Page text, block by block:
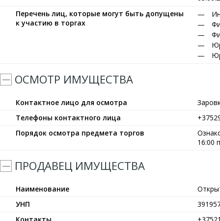
Перечень лиц, которые могут быть допущены
к участию в торгах
ОСМОТР ИМУЩЕСТВА
Контактное лицо для осмотра
Телефоны контактного лица
Порядок осмотра предмета торгов
16:00
ПРОДАВЕЦ ИМУЩЕСТВА
Наименование
УНП